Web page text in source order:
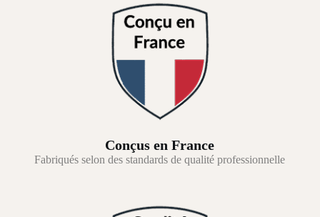
Conçus en France
Fabriqués selon des standards de qualité professionnelle